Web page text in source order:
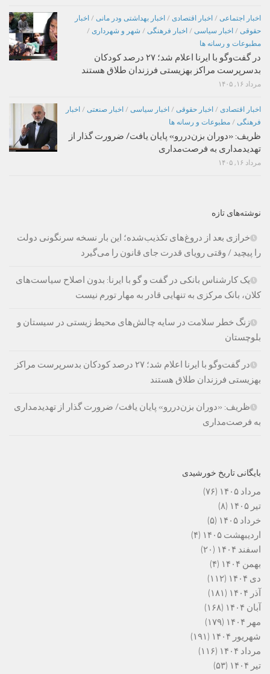
اخبار اجتماعی / اخبار اقتصادی / اخبار بهداشتی ودر مانی / اخبار
حقوقی / اخبار سیاسی / اخبار فرهنگی / شهر و شهرداری /
مطبوعات و رسانه ها
در گفت‌وگو با ایرنا اعلام شد؛ ۲۷ درصد کودکان
بدسرپرست مراکز بهزیستی فرزندان طلاق هستند
مرداد ۱۶, ۱۴۰۵
اخبار اقتصادی / اخبار حقوقی / اخبار سیاسی / اخبار صنعتی / اخبار
فرهنگی / مطبوعات و رسانه ها
ظریف: «دوران بزن‌دررو» پایان یافت/ ضرورت گذار از
تهدیدمداری به فرصت‌مداری
مرداد ۱۶, ۱۴۰۵
نوشته‌های تازه
خرازی بعد از دروغ‌های تکذیب‌شده؛ این بار نسخه سرنگونی دولت
را پیچید / وقتی رویای قدرت جای قانون را می‌گیرد
یک کارشناس بانکی در گفت و گو با ایرنا: بدون اصلاح سیاست‌های
کلان، بانک مرکزی به تنهایی قادر به مهار تورم نیست
زنگ خطر سلامت در سایه چالش‌های محیط زیستی در سیستان و
بلوچستان
در گفت‌وگو با ایرنا اعلام شد؛ ۲۷ درصد کودکان بدسرپرست مراکز
بهزیستی فرزندان طلاق هستند
ظریف: «دوران بزن‌دررو» پایان یافت/ ضرورت گذار از تهدیدمداری
به فرصت‌مداری
بایگانی تاریخ خورشیدی
مرداد ۱۴۰۵
(۷۶)
تیر ۱۴۰۵
(۸)
خرداد ۱۴۰۵
(۵)
اردیبهشت ۱۴۰۵
(۴)
اسفند ۱۴۰۴
(۲۰)
بهمن ۱۴۰۴
(۴)
دی ۱۴۰۴
(۱۱۲)
آذر ۱۴۰۴
(۱۸۱)
آبان ۱۴۰۴
(۱۶۸)
مهر ۱۴۰۴
(۱۷۹)
شهریور ۱۴۰۴
(۱۹۱)
مرداد ۱۴۰۴
(۱۱۶)
تیر ۱۴۰۴
(۵۳)